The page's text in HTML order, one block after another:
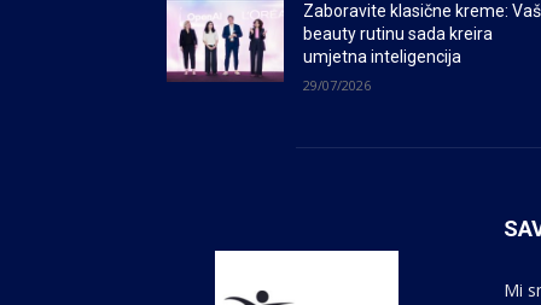
Zaboravite klasične kreme:
beauty rutinu sada kreira
umjetna inteligencija
29/07/2026
Mi